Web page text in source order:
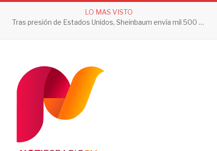
LO MAS VISTO
Tras presión de Estados Unidos, Sheinbaum envía mil 500 soldados a Michoacán